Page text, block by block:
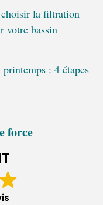
la filtration
votre bassin
: 4 étapes
force